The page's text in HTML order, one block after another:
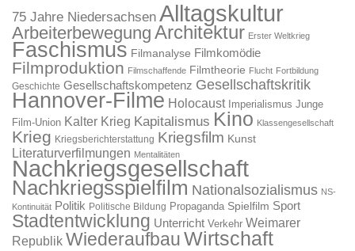
75 Jahre Niedersachsen Alltagskultur
Arbeiterbewegung Architektur Erster Weltkrieg
Faschismus Filmanalyse Filmkomödie
Filmproduktion Filmschaffende Filmtheorie Flucht Fortbildung
Geschichte Gesellschaftskompetenz Gesellschaftskritik
Hannover-Filme Holocaust Imperialismus Junge
Film-Union Kalter Krieg Kapitalismus Kino Klassengesellschaft
Krieg Kriegsberichterstattung Kriegsfilm Kunst
Literaturverfilmungen Mentalitäten
Nachkriegsgesellschaft
Nachkriegsspielfilm Nationalsozialismus NS-
Kontinuität Politik Politische Bildung Propaganda Spielfilm Sport
Stadtentwicklung Unterricht Verkehr Weimarer
Republik WiederaufbauWirtschaft